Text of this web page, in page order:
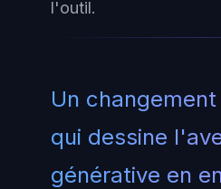
l'outil.
Un
qui dessine
générative en